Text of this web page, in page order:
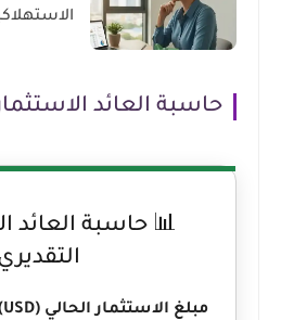
حاسبة العائد
📊 حاسبة العائد
مبلغ الاستثمار الحالي (USD):